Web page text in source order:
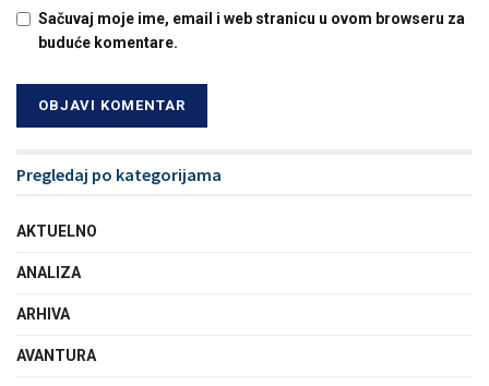
Sačuvaj moje ime, email i web stranicu u ovom browseru za
buduće komentare.
Pregledaj po kategorijama
AKTUELNO
ANALIZA
ARHIVA
AVANTURA